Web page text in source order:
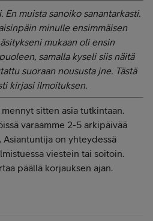
En muista sanoiko sanantarkasti.
minulle ensimmäisen
mukaan oli ensin
samalla kyseli siis näitä
suoraan noususta jne. Tästä
kirjasi ilmoituksen.
sitten asia tutkintaan.
varaamme 2-5 arkipäivää
on yhteydessä
viestein tai soitoin.
päällä korjauksen ajan.